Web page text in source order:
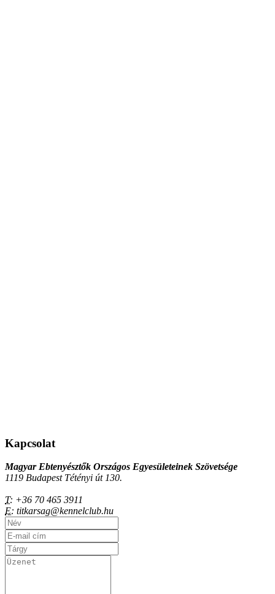
Kapcsolat
Magyar Ebtenyésztők Országos Egyesületeinek Szövetsége
1119 Budapest Tétényi út 130.
T: +36 70 465 3911
E: titkarsag@kennelclub.hu